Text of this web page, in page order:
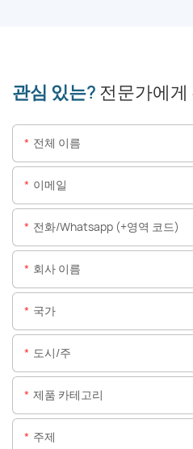
관심 있는? 전문가에게
전체 이름
이메일
전화/whatsapp (+영역 코드)
회사 이름
국가
도시/주
제품 카테고리
주제